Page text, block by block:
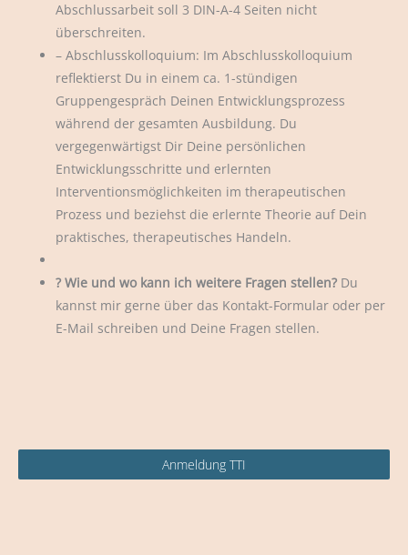
Abschlussarbeit soll 3 DIN-A-4 Seiten nicht
überschreiten.
– Abschlusskolloquium: Im Abschlusskolloquium
reflektierst Du in einem ca. 1-stündigen
Gruppengespräch Deinen Entwicklungsprozess
während der gesamten Ausbildung. Du
vergegenwärtigst Dir Deine persönlichen
Entwicklungsschritte und erlernten
Interventionsmöglichkeiten im therapeutischen
Prozess und beziehst die erlernte Theorie auf Dein
praktisches, therapeutisches Handeln.
? Wie und wo kann ich weitere Fragen stellen? Du
kannst mir gerne über das Kontakt-Formular oder per
E-Mail schreiben und Deine Fragen stellen.
Anmeldung TTI